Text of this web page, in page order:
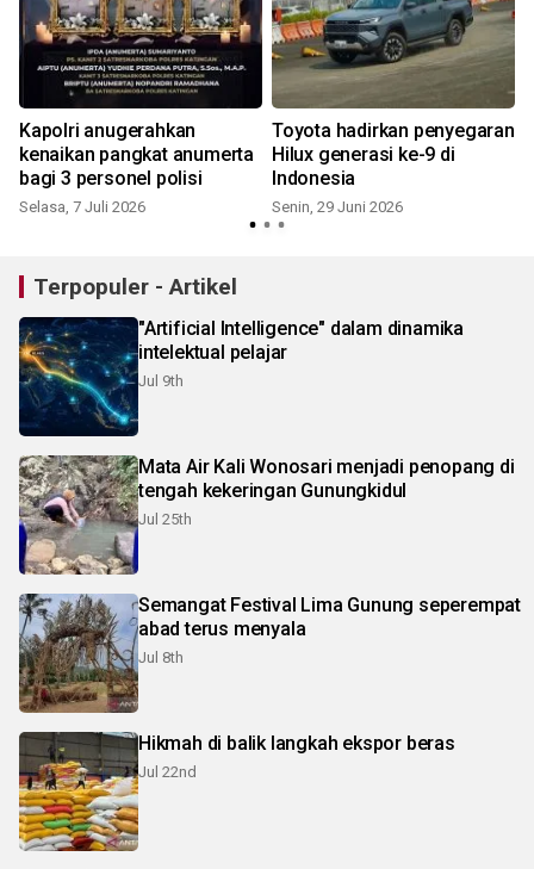
Kapolri anugerahkan
kenaikan pangkat anumerta
bagi 3 personel polisi
Selasa, 7 Juli 2026
Toyota hadirkan penyegaran
Hilux generasi ke-9 di
Indonesia
Senin, 29 Juni 2026
Terpopuler - Artikel
"Artificial Intelligence" dalam dinamika
intelektual pelajar
Jul 9th
Mata Air Kali Wonosari menjadi penopang di
tengah kekeringan Gunungkidul
Jul 25th
Semangat Festival Lima Gunung seperempat
abad terus menyala
Jul 8th
Hikmah di balik langkah ekspor beras
Jul 22nd